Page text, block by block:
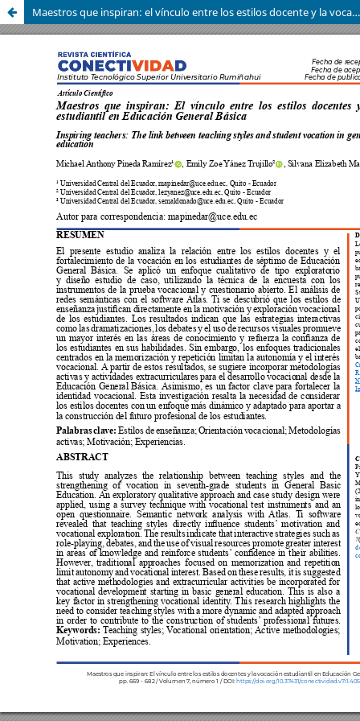
Maestros que inspiran: el vínculo entre los estilos docente y la vocación estudiantil en educación general básica